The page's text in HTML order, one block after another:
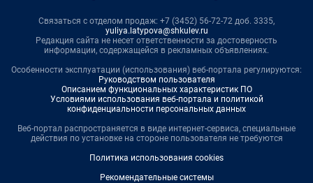
Связаться с отделом продаж: +7 (3452) 56-72-72 доб. 3335,
yuliya.latypova@shkulev.ru
Редакция сайта не несет ответственности за достоверность
информации, содержащейся в рекламных объявлениях.
Особенности эксплуатации (использования) веб-портала регулируются:
Руководством пользователя
Описанием функциональных характеристик ПО
Условиями использования веб-портала и политикой
конфиденциальности персональных данных
Веб-портал распространяется в виде интернет-сервиса, специальные
действия по установке на стороне пользователя не требуются
Политика использования cookies
Рекомендательные системы